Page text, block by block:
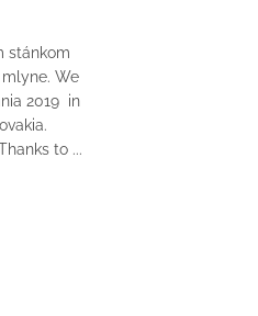
stánkom
We
2019 in
to ...